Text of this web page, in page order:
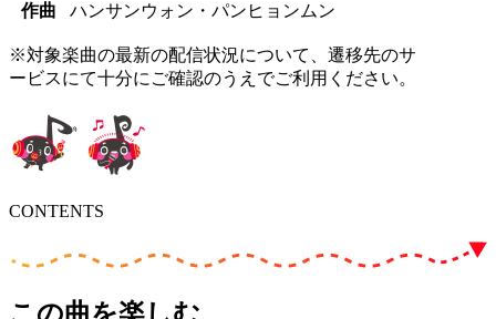
作曲
ハンサンウォン・パンヒョンムン
※対象楽曲の最新の配信状況について、遷移先のサ
ービスにて十分にご確認のうえでご利用ください。
CONTENTS
この曲を楽しむ